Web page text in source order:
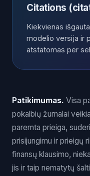
Citations
Kiekvienas
modelio versija ir
atstatomas per
Patikimumas. Visa
pokalbių žurnalai
paremta prieiga,
prisijungimu ir prieigų
finansų klausimo,
jis ir taip nematytų